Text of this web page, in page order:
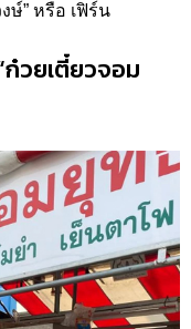
ษ์” หรือ เฟิร์น
วยเตี๋ยวจอม